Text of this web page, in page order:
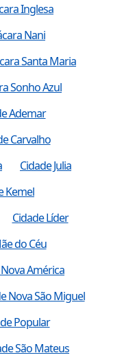
Inglesa
Nani
Santa Maria
Sonho Azul
Ademar
Carvalho
Cidade Julia
Kemel
Cidade Líder
do Céu
América
Nova São Miguel
Popular
São Mateus